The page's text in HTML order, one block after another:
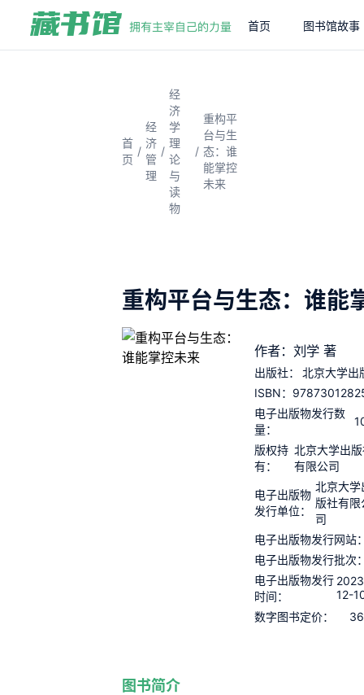
首页 图书馆故事
首
页
/
经
济
管
理
/
经
济
学
理
论
与
读
物
/
重构平
台与生
态：谁
能掌控
未来
重构平台与生态：谁能
作者：刘学 著
出版社：
北京大学出
ISBN：
电子出版物发行数
量：
版权持
有：
北京大学出
有限公司
电子出版物
发行单位：
北京大学
版社有限
司
电子出版物发行网站
电子出版物发行批次
电子出版物发行
时间：
12-
数字图书定价：
图书简介